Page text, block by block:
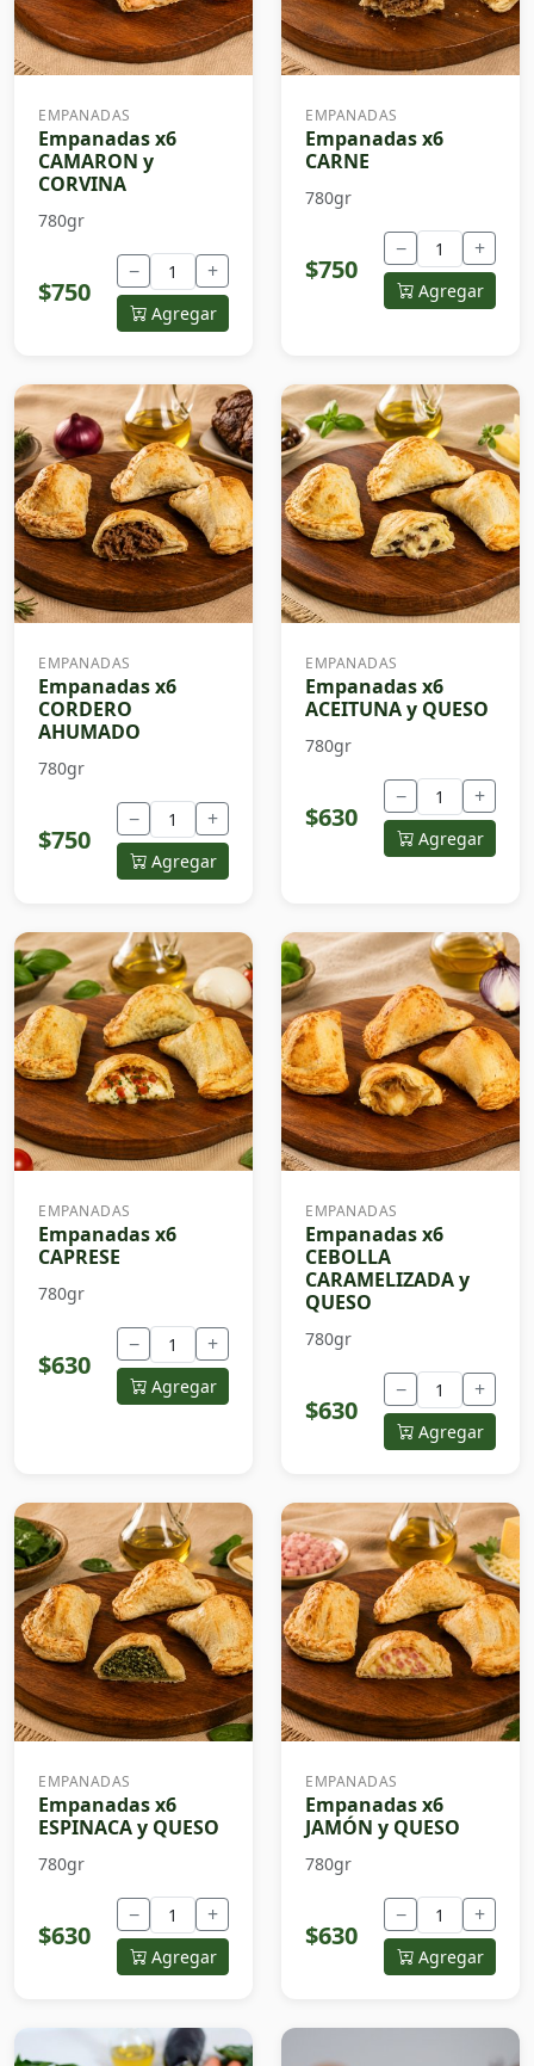
EMPANADAS
Empanadas x6
CAMARON y
CORVINA
780gr
$750
− +
Agregar
EMPANADAS
Empanadas x6
CARNE
780gr
$750
− +
Agregar
EMPANADAS
Empanadas x6
CORDERO
AHUMADO
780gr
$750
− +
Agregar
EMPANADAS
Empanadas x6
ACEITUNA y QUESO
780gr
$630
− +
Agregar
EMPANADAS
Empanadas x6
CAPRESE
780gr
$630
− +
Agregar
EMPANADAS
Empanadas x6
CEBOLLA
CARAMELIZADA y
QUESO
780gr
$630
− +
Agregar
EMPANADAS
Empanadas x6
ESPINACA y QUESO
780gr
$630
− +
Agregar
EMPANADAS
Empanadas x6
JAMÓN y QUESO
780gr
$630
− +
Agregar